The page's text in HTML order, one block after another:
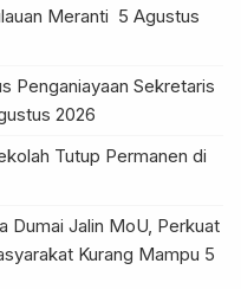
Meranti 5 Agustus
Penganiayaan Sekretaris
2026
Tutup Permanen di
Dumai Jalin MoU, Perkuat
Kurang Mampu 5